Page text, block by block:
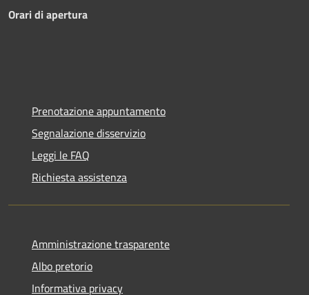
Orari di apertura
Prenotazione appuntamento
Segnalazione disservizio
Leggi le FAQ
Richiesta assistenza
Amministrazione trasparente
Albo pretorio
Informativa privacy